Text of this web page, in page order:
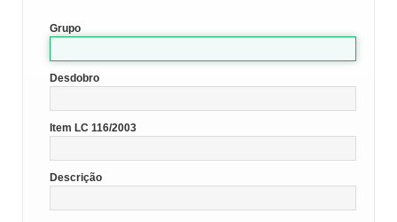
Grupo
Desdobro
Item LC 116/2003
Descrição